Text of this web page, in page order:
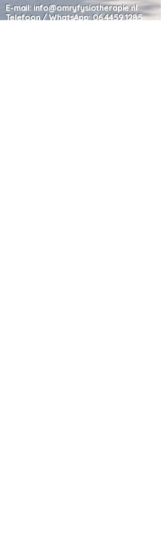
E-mail: info@omryfysiotherapie.nl
Telefoon /WhatsApp:06 4459 1285